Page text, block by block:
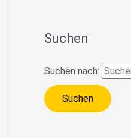
Suchen
Suchen nach: